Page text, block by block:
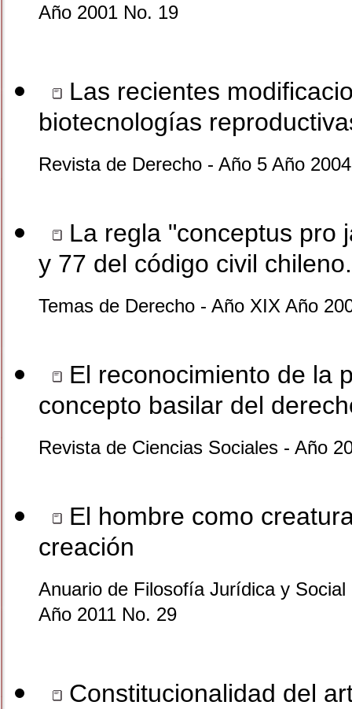
Año 2001 No. 19
Las recientes
biotecnologías
Revista de Derecho - Año 5 Año
La regla "conceptus pro
y 77 del código civil chileno.
Temas de Derecho - Año XIX Año
El reconocimiento de la
concepto basilar del
Revista de Ciencias Sociales - Año
El hombre como
creación
Anuario de Filosofía Jurídica y
Año 2011 No. 29
Constitucionalidad del